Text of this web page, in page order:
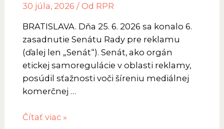
30 júla, 2026 / Od RPR
BRATISLAVA. Dňa 25. 6. 2026 sa konalo 6.
zasadnutie Senátu Rady pre reklamu
(ďalej len „Senát“). Senát, ako orgán
etickej samoregulácie v oblasti reklamy,
posúdil sťažnosti voči šíreniu mediálnej
komerčnej …
Tlačová
Čítať viac »